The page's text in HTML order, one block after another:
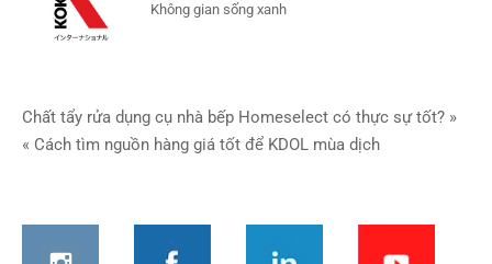
Không gian sống xanh
Điều
viết
Chất tẩy rửa dụng cụ nhà bếp Homeselect có thực sự tốt? »
« Cách tìm nguồn hàng giá tốt để KDOL mùa dịch